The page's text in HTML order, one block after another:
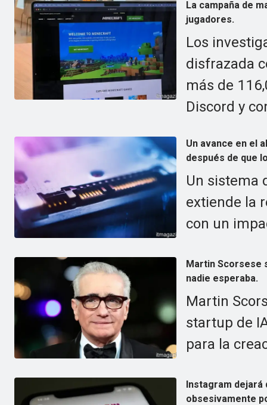
La campaña de
jugadores.
Los
disfrazada
más de
Discord y
Un avance en el
después de que
Un sistema
extiende la
con un
Martin Scorsese
nadie esperaba.
Martin
startup de
para la
Instagram dejará
obsesivamente